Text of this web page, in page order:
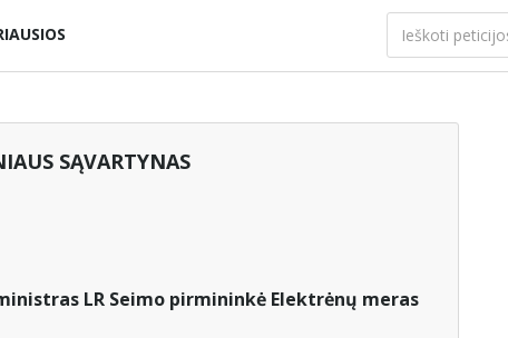
SĄVARTYNAS
LR Seimo pirmininkė Elektrėnų meras